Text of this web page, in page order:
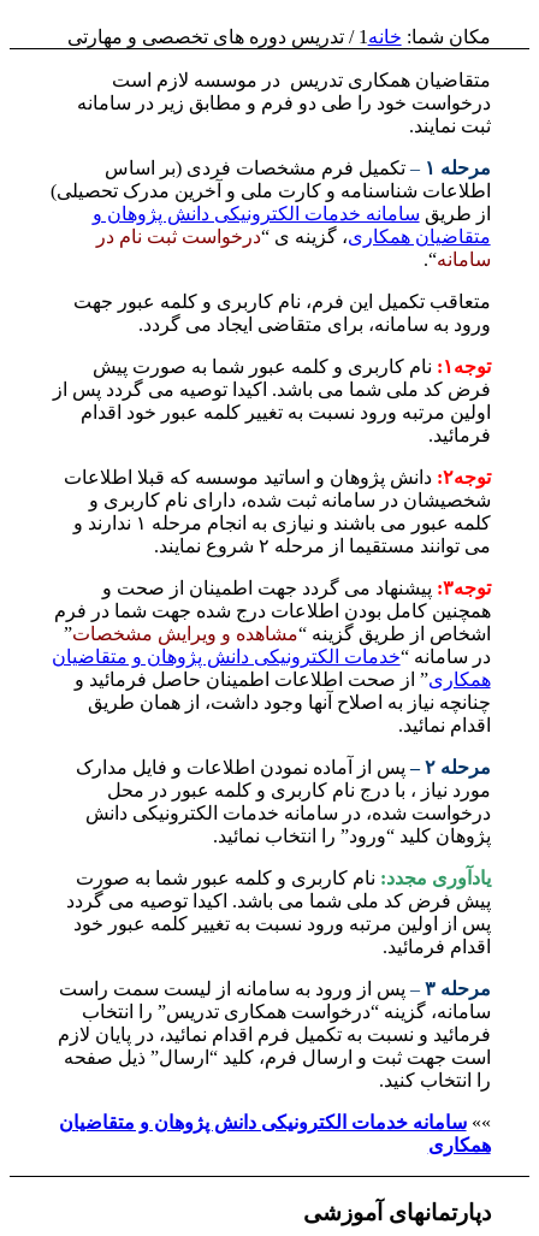
مکان شما: خانه 1
/ تدریس دوره های تخصصی و مهارتی
متقاضیان همکاری تدریس در موسسه لازم است
درخواست خود را طی دو فرم و مطابق زیر در سامانه
ثبت نمایند.
مرحله ۱ – تکمیل فرم مشخصات فردی (بر اساس
اطلاعات شناسنامه و کارت ملی و آخرین مدرک تحصیلی)
از طریق سامانه خدمات الکترونیکی دانش پژوهان و
متقاضیان همکاری، گزینه­ ی “درخواست ثبت نام در
سامانه“.
متعاقب تکمیل این فرم، نام کاربری و کلمه عبور جهت
ورود به سامانه، برای متقاضی ایجاد می گردد.
توجه۱:
نام کاربری و کلمه عبور شما به صورت پیش
فرض کد ملی شما می باشد. اکیدا توصیه می گردد پس از
اولین مرتبه ورود نسبت به تغییر کلمه عبور خود اقدام
فرمائید.
توجه۲:
دانش پژوهان و اساتید موسسه که قبلا اطلاعات
شخصیشان در سامانه ثبت شده، دارای نام کاربری و
کلمه عبور می باشند و نیازی به انجام مرحله ۱ ندارند و
می توانند مستقیما از مرحله ۲ شروع نمایند.
توجه۳:
پیشنهاد می گردد جهت اطمینان از صحت و
همچنین کامل بودن اطلاعات درج شده جهت شما در فرم
اشخاص از طریق گزینه “مشاهده و ویرایش مشخصات”
در سامانه “خدمات الکترونیکی دانش پژوهان و متقاضیان
همکاری” از صحت اطلاعات اطمینان حاصل فرمائید و
چنانچه نیاز به اصلاح آنها وجود داشت، ‌از همان طریق
اقدام نمائید.
مرحله ۲ –
پس از آماده نمودن اطلاعات و فایل مدارک
مورد نیاز ، با درج نام کاربری و کلمه عبور در محل
درخواست شده، در سامانه خدمات الکترونیکی دانش
پژوهان کلید “ورود” را انتخاب نمائید.
یادآوری مجدد: نام کاربری و کلمه عبور شما به صورت
پیش فرض کد ملی شما می باشد. اکیدا توصیه می گردد
پس از اولین مرتبه ورود نسبت به تغییر کلمه عبور خود
اقدام فرمائید.
مرحله ۳ – پس از ورود به سامانه از لیست سمت راست
سامانه، گزینه “درخواست همکاری تدریس” را انتخاب
فرمائید و نسبت به تکمیل فرم اقدام نمائید، در پایان لازم
است جهت ثبت و ارسال فرم، کلید “ارسال” ذیل صفحه
را انتخاب کنید.
»»سامانه خدمات الکترونیکی دانش پژوهان و متقاضیان
همکاری
دپارتمانهای آموزشی